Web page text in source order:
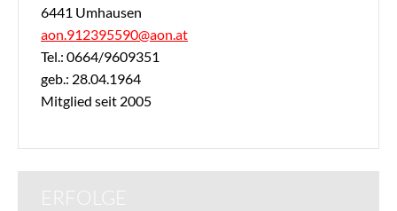
6441 Umhausen
aon.912395590@aon.at
Tel.: 0664/9609351
geb.: 28.04.1964
Mitglied seit 2005
ERFOLGE